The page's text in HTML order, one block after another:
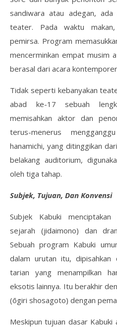
sandiwara atau adegan,
teater. Pada waktu
pemirsa. Program
mencerminkan empat musim
berasal dari acara
Tidak seperti kebanyakan
abad ke-17 sebuah
memisahkan aktor dan
terus-menerus
hanamichi, yang ditinggikan
belakang auditorium,
oleh tiga tahap.
Subjek, Tujuan, Dan Konvensi
Subjek Kabuki
sejarah (jidaimono) dan
Sebuah program Kabuki
dalam urutan itu,
tarian yang menampilkan
eksotis lainnya. Itu berakhir
(ōgiri shosagoto) dengan
Meskipun tujuan dasar Kabuki